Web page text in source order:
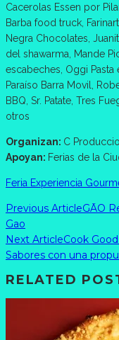
Cacerolas Essen por
Barba food truck,
Negra Chocolates,
del shawarma, Mande
escabeches, Oggi Pasta
Paraíso Barra Movil,
BBQ, Sr. Patate, Tres
otros
Organizan: C
Apoyan: Ferias de la
Feria Experiencia
Previous ArticleGĀO
Gao
Next ArticleCook
Sabores con una
RELATED